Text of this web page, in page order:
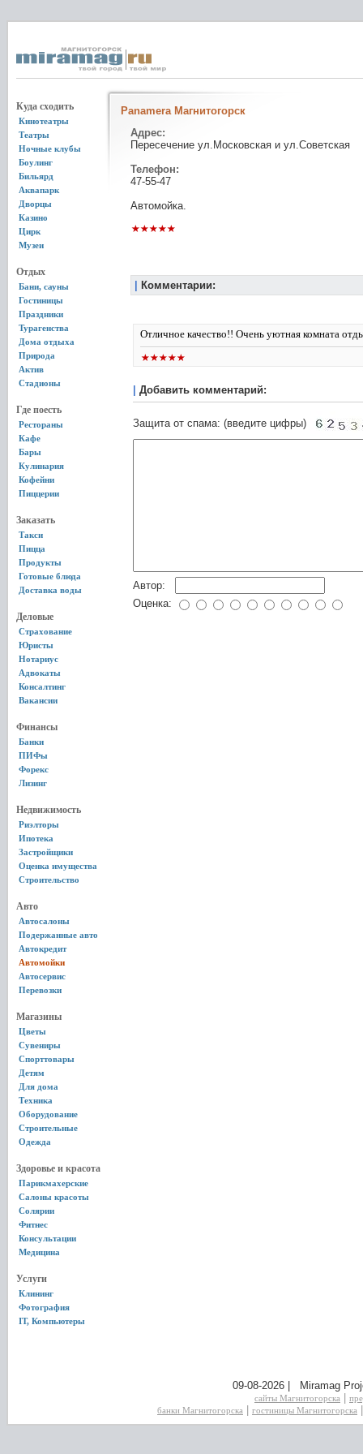
Куда сходить
Кинотеатры
Театры
Ночные клубы
Боулинг
Бильярд
Аквапарк
Дворцы
Казино
Цирк
Музеи
Отдых
Бани, сауны
Гостиницы
Праздники
Турагенства
Дома отдыха
Природа
Актив
Стадионы
Где поесть
Рестораны
Кафе
Бары
Кулинария
Кофейни
Пиццерии
Заказать
Такси
Пицца
Продукты
Готовые блюда
Доставка воды
Деловые
Страхование
Юристы
Нотариус
Адвокаты
Консалтинг
Вакансии
Финансы
Банки
ПИФы
Форекс
Лизинг
Недвижимость
Риэлторы
Ипотека
Застройщики
Оценка имущества
Строительство
Авто
Автосалоны
Подержанные авто
Автокредит
Автомойки
Автосервис
Перевозки
Магазины
Цветы
Сувениры
Спорттовары
Детям
Для дома
Техника
Оборудование
Строительные
Одежда
Здоровье и красота
Парикмахерские
Салоны красоты
Солярии
Фитнес
Консультации
Медицина
Услуги
Клининг
Фотография
IT, Компьютеры
Panamera Магнитогорск
Адрес:
Пересечение ул.Московская и ул.Советская
Телефон:
47-55-47
Автомойка.
Комментарии:
Отличное качество!! Очень уютная комната
Добавить комментарий:
Защита от спама: (введите цифры)
Автор:
Оценка:
09-08-2026 | Miramag
сайты Магнитогорска
банки Магнитогорска
гостиницы Магнитогорска